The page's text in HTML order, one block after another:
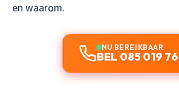
en waarom.
NU BEREIKBAAR
BEL 085 019 76